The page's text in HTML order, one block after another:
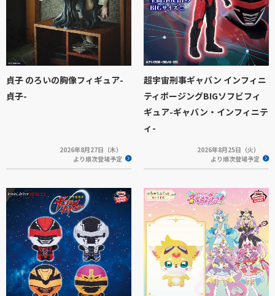
貞子 のろいの胸像フィギュア-
貞子-
2026年8月27日（木）
より順次登場予定
超宇宙刑事ギャバン インフィニ
ティポージングBIGソフビフィ
ギュア-ギャバン・インフィニテ
ィ-
2026年8月25日（火）
より順次登場予定